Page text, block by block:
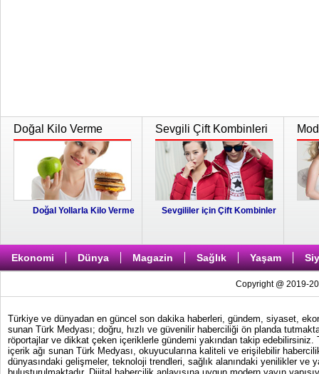
Doğal Kilo Verme
Doğal Yollarla Kilo Verme
Sevgili Çift Kombinleri
Sevgililer için Çift Kombinler
Ekonomi Dünya Magazin Sağlık Yaşam
Copyright @ 2019-
Türkiye ve dünyadan en güncel son dakika haberleri, gündem, siyaset,
sunan Türk Medyası; doğru, hızlı ve güvenilir haberciliği ön planda
röportajlar ve dikkat çeken içeriklerle gündemi yakından takip
içerik ağı sunan Türk Medyası, okuyucularına kaliteli ve erişilebilir
dünyasındaki gelişmeler, teknoloji trendleri, sağlık alanındaki yenilikler